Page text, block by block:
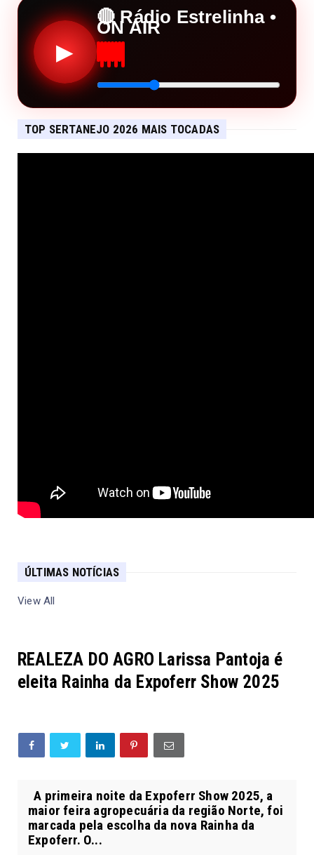
▶
🔴 Rádio Estrelinha •
ON AIR
TOP SERTANEJO 2026 MAIS TOCADAS
ÚLTIMAS NOTÍCIAS
View All
REALEZA DO AGRO Larissa Pantoja é
eleita Rainha da Expoferr Show 2025
A primeira noite da Expoferr Show 2025, a
maior feira agropecuária da região Norte, foi
marcada pela escolha da nova Rainha da
Expoferr. O...